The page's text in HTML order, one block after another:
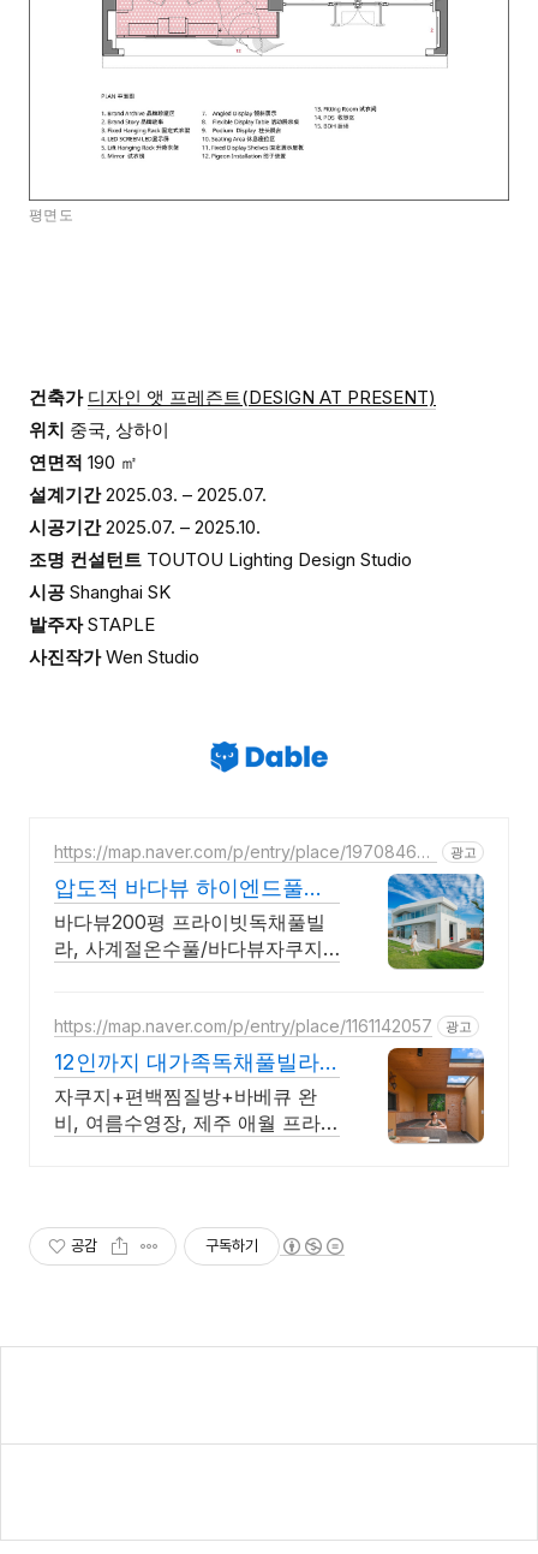
평면도
건축가 디자인 앳 프레즌트(DESIGN AT PRESENT)
위치 중국, 상하이
연면적 190 ㎡
설계기간2025.03. – 2025.07.
시공기간2025.07. – 2025.10.
조명 컨설턴트 TOUTOU Lighting Design Studio
시공 Shanghai SK
발주자STAPLE
사진작가Wen Studio
https://map.naver.com/p/entry/place/19708468
광고
압도적 바다뷰 하이엔드풀빌
라 바다뷰 자쿠지 상시 무료
바다뷰200평 프라이빗독채풀빌
라, 사계절온수풀/바다뷰자쿠지/
장포함, 핀란드식 사우나,200평
정원
https://map.naver.com/p/entry/place/1161142057 광고
12인까지 대가족독채풀빌라
완전독채 프라이빗 가족저택
자쿠지+편백찜질방+바베큐 완
비, 여름수영장, 제주 애월 프라이
공감 구독하기